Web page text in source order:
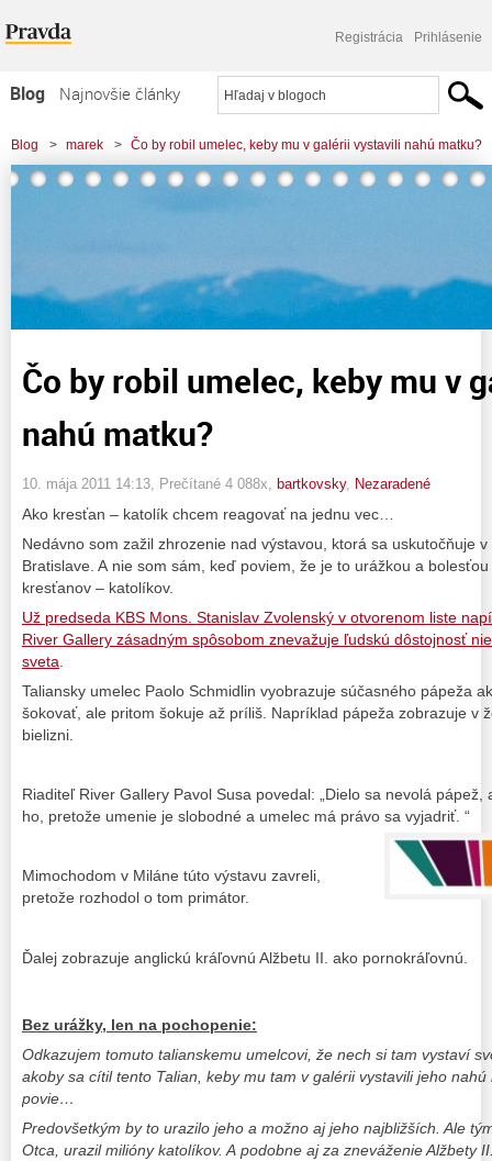
Registrácia Prihlásenie
Blog
Najnovšie články
Najčítanejšie články
Najkomentovanejšie články
Blog > marek > Čo by robil umelec, keby mu v galérii vystavili nahú matku?
Čo by robil umelec, keby mu v
nahú matku?
10. mája 2011 14:13 , Prečítané 4 088x, bartkovsky, Nezaradené
Ako kresťan – katolík chcem reagovať na jednu vec…
Nedávno som zažil zhrozenie nad výstavou, ktorá sa uskutočňuje
Bratislave. A nie som sám, keď poviem, že je to urážkou a
kresťanov – katolíkov.
Už predseda KBS Mons. Stanislav Zvolenský v otvorenom liste
River Gallery zásadným spôsobom znevažuje ľudskú dôstojnosť
sveta
Taliansky umelec Paolo Schmidlin vyobrazuje súčasného pápeža
šokovať, ale pritom šokuje až príliš. Napríklad pápeža zobrazuje v
bielizni.
Riaditeľ River Gallery Pavol Susa povedal: „Dielo sa nevolá pápež,
ho, pretože umenie je slobodné a umelec má právo sa vyjadriť. “
Mimochodom v Miláne túto výstavu zavreli,
pretože rozhodol o tom primátor.
Ďalej zobrazuje anglickú kráľovnú Alžbetu II. ako pornokráľovnú.
Bez urážky, len na pochopenie:
Odkazujem tomuto talianskemu umelcovi, že nech si tam vystaví
akoby sa cítil tento Talian, keby mu tam v galérii vystavili jeho
povie…
Predovšetkým by to urazilo jeho a možno aj jeho najbližších. Ale
Otca, urazil milióny katolíkov. A podobne aj za zneváženie Alžbety